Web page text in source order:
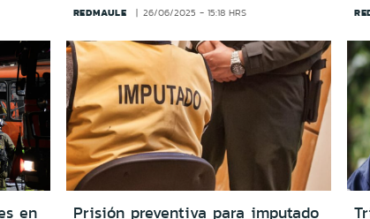
REDMAULE 26/06/2025 - 15:18 HRS
en
Prisión preventiva para imputado